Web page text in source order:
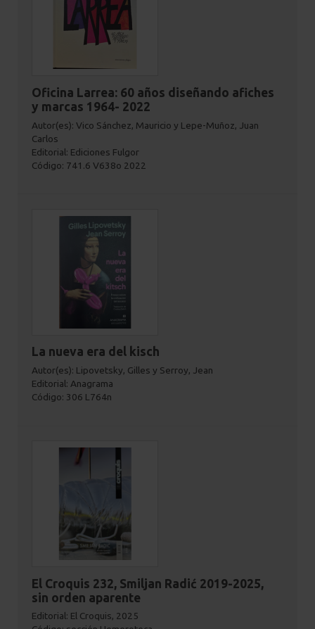
Oficina Larrea: 60 años diseñando afiches
y marcas 1964- 2022
Autor(es): Vico Sánchez, Mauricio y Lepe-Muñoz, Juan
Carlos
Editorial: Ediciones Fulgor
Código: 741.6 V638o 2022
La nueva era del kisch
Autor(es): Lipovetsky, Gilles y Serroy, Jean
Editorial: Anagrama
Código: 306 L764n
El Croquis 232, Smiljan Radić 2019-2025,
sin orden aparente
Editorial: El Croquis, 2025